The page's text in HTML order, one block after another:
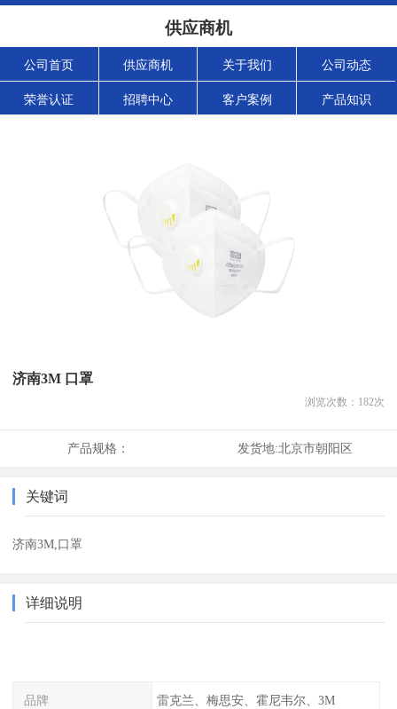
供应商机
公司首页 供应商机 关于我们 公司动态
荣誉认证 招聘中心 客户案例 产品知识
济南3M 口罩
浏览次数： 182次
产品规格： 发货地:北京市朝阳区
关键词
济南3M,口罩
详细说明
品牌 雷克兰、梅思安、霍尼韦尔、3M